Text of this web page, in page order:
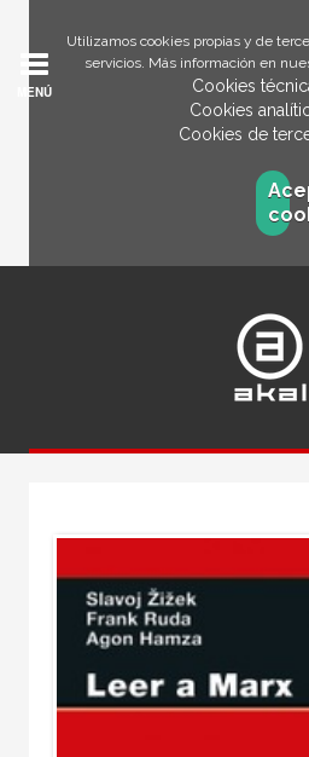
Utilizamos cookies propias y de
servicios. Más información en
Cookies
Cookies
Cookies de
MENÚ